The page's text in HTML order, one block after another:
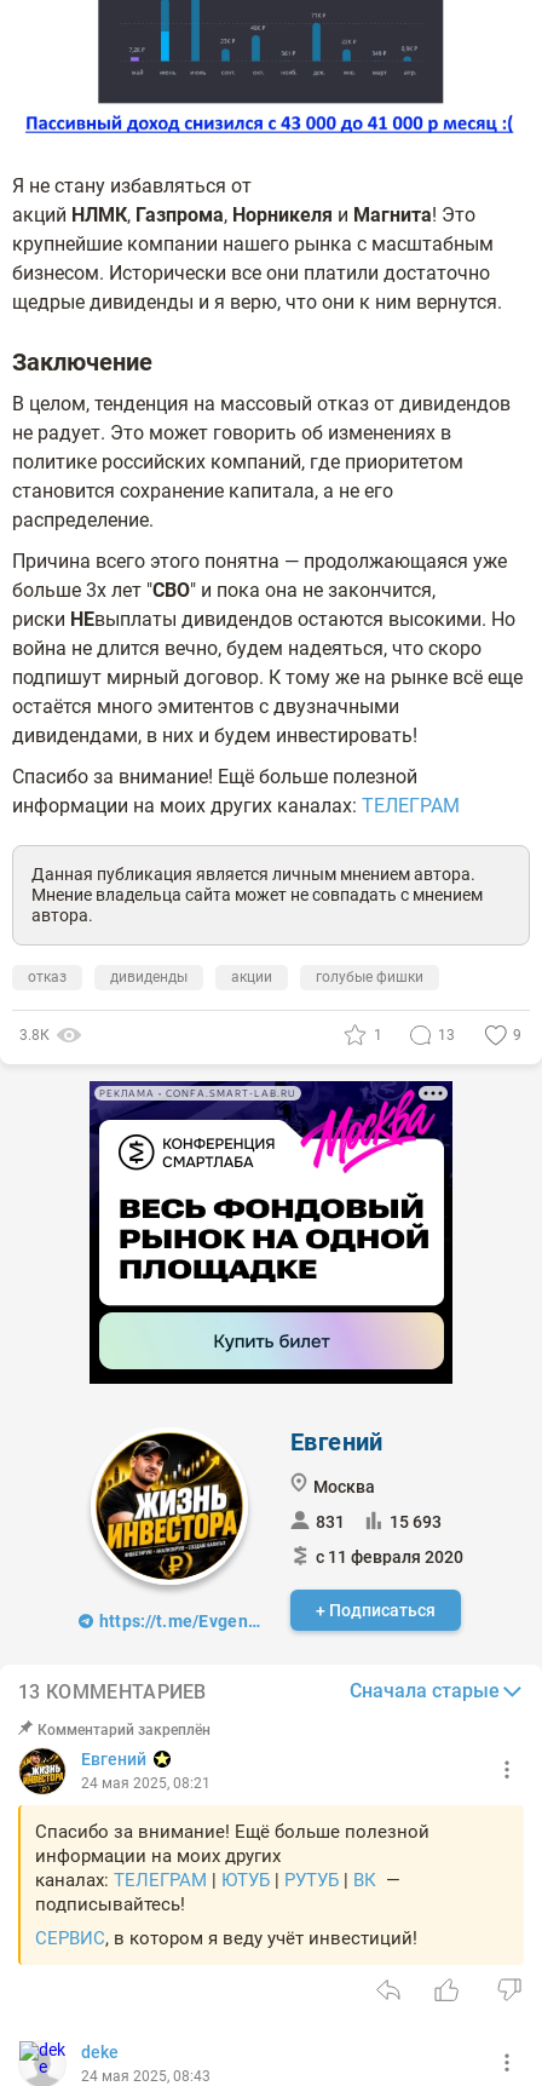
Я не стану избавляться от
акций НЛМК, Газпрома, Норникеля и Магнита! Это
крупнейшие компании нашего рынка с масштабным
бизнесом. Исторически все они платили достаточно
щедрые дивиденды и я верю, что они к ним вернутся.
Заключение
В целом, тенденция на массовый отказ от дивидендов
не радует. Это может говорить об изменениях в
политике российских компаний, где приоритетом
становится сохранение капитала, а не его
распределение.
Причина всего этого понятна — продолжающаяся уже
больше 3х лет "СВО" и пока она не закончится,
риски НЕвыплаты дивидендов остаются высокими. Но
война не длится вечно, будем надеяться, что скоро
подпишут мирный договор. К тому же на рынке всё еще
остаётся много эмитентов с двузначными
дивидендами, в них и будем инвестировать!
Спасибо за внимание! Ещё больше полезной
информации на моих других каналах: ТЕЛЕГРАМ
Данная публикация является личным мнением автора.
Мнение владельца сайта может не совпадать с мнением
автора.
отказ дивиденды акции голубые фишки
3.8К 1 13 9
РЕКЛАМА • CONFA.SMART-LAB.RU
https://t.me/EvgeniInvestor
Евгений
Москва
831
15 693
с 11 февраля 2020
+ Подписаться
13 КОММЕНТАРИЕВ Сначала старые
Комментарий закреплён
Евгений
24 мая 2025, 08:21
Спасибо за внимание! Ещё больше полезной
информации на моих других
каналах: ТЕЛЕГРАМ | ЮТУБ | РУТУБ | ВК —
подписывайтесь!
СЕРВИС, в котором я веду учёт инвестиций!
deke
24 мая 2025, 08:43